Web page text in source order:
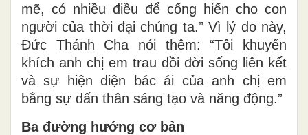
mẽ, có nhiều điều để cống hiến cho con
người của thời đại chúng ta.” Vì lý do này,
Đức Thánh Cha nói thêm: “Tôi khuyến
khích anh chị em trau dồi đời sống liên kết
và sự hiện diện bác ái của anh chị em
bằng sự dấn thân sáng tạo và năng động.”
Ba đường hướng cơ bản